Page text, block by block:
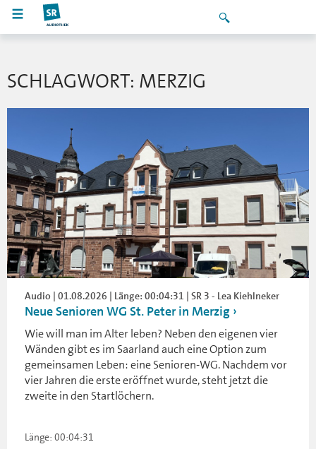
SCHLAGWORT: MERZIG
Audio | 01.08.2026 | Länge: 00:04:31 | SR 3 - Lea Kiehlneker
Neue Senioren WG St. Peter in Merzig
Wie will man im Alter leben? Neben den eigenen vier
Wänden gibt es im Saarland auch eine Option zum
gemeinsamen Leben: eine Senioren-WG. Nachdem vor
vier Jahren die erste eröffnet wurde, steht jetzt die
zweite in den Startlöchern.
Länge: 00:04:31